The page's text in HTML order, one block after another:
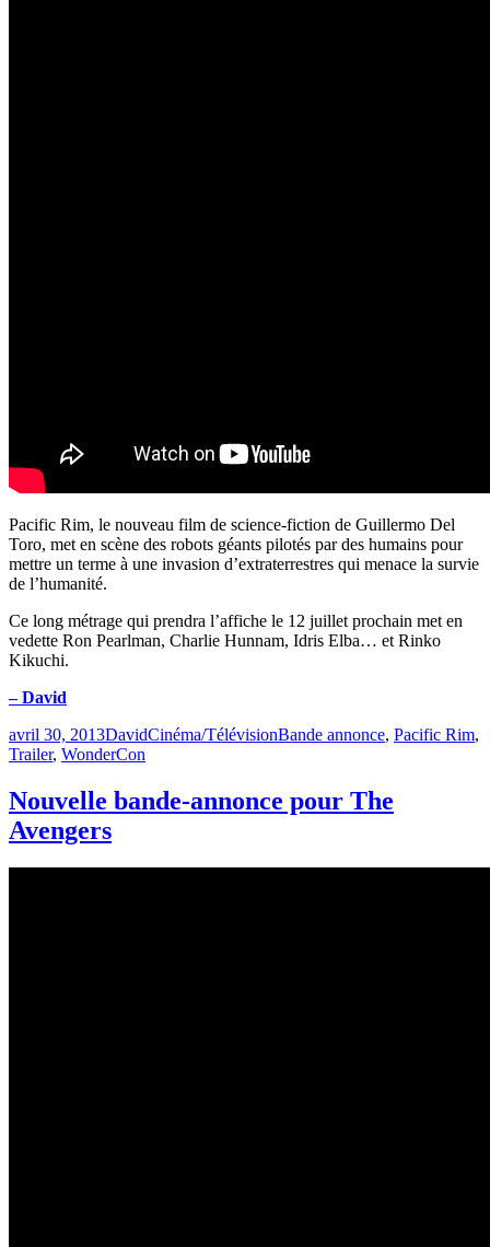
Pacific Rim, le nouveau film de science-fiction de Guillermo Del
Toro, met en scène des robots géants pilotés par des humains pour
mettre un terme à une invasion d’extraterrestres qui menace la survie
de l’humanité.
Ce long métrage qui prendra l’affiche le 12 juillet prochain met en
vedette Ron Pearlman, Charlie Hunnam, Idris Elba… et Rinko
Kikuchi.
– David
Publié
le
avril 30, 2013DavidCatégories
Cinéma/TélévisionÉtiquettes
Bande annonce, Pacific Rim,
Trailer, WonderCon
Nouvelle bande-annonce pour The
Avengers